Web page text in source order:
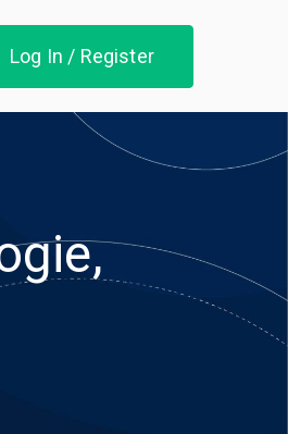
Log In / Register